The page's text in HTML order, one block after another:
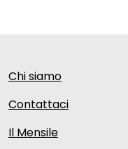
Chi siamo
Contattaci
Il Mensile